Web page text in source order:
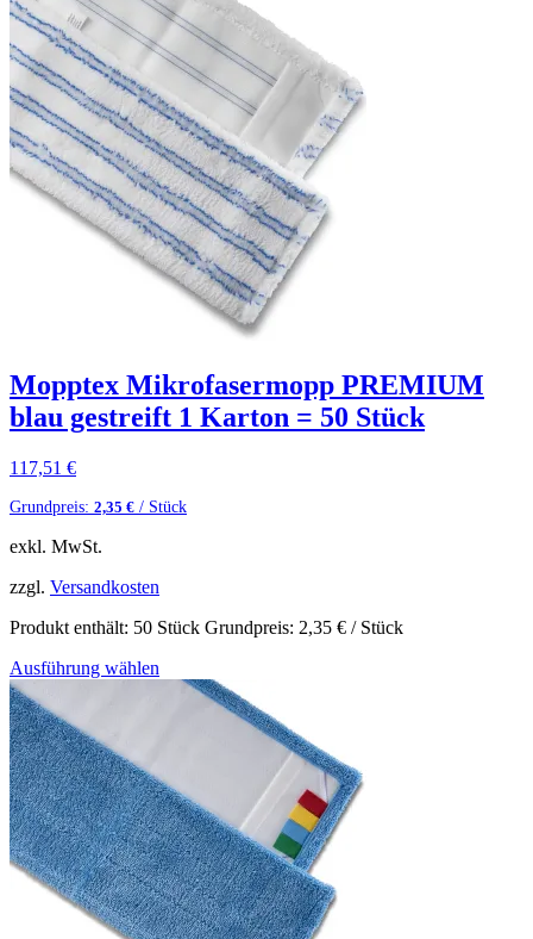
Mopptex Mikrofasermopp PREMIUM
blau gestreift 1 Karton = 50 Stück
117,51 €
Grundpreis: 2,35 € / Stück
exkl. MwSt.
zzgl. Versandkosten
Produkt enthält: 50 Stück Grundpreis: 2,35 € / Stück
Ausführung wählen